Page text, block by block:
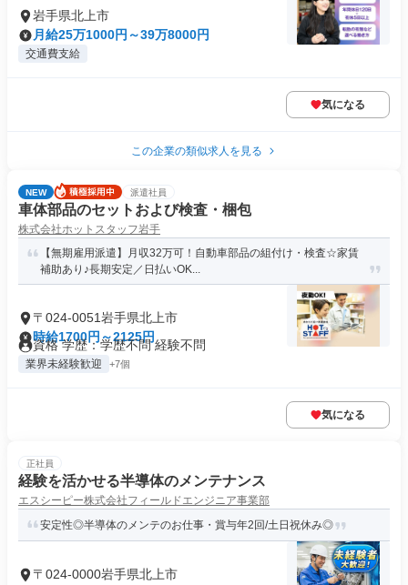
岩手県北上市
月給25万1000円～39万8000円
交通費支給
気になる
この企業の類似求人を見る
NEW 派遣社員
車体部品のセットおよび検査・梱包
株式会社ホットスタッフ岩手
【無期雇用派遣】月収32万可！自動車部品の組付け・検査☆家賃
補助あり♪長期安定／日払いOK...
〒024-0051岩手県北上市
時給1700円～2125円
資格 学歴：学歴不問 経験不問
業界未経験歓迎 +7個
気になる
正社員
経験を活かせる半導体のメンテナンス
エスシーピー株式会社フィールドエンジニア事業部
安定性◎半導体のメンテのお仕事・賞与年2回/土日祝休み◎
〒024-0000岩手県北上市